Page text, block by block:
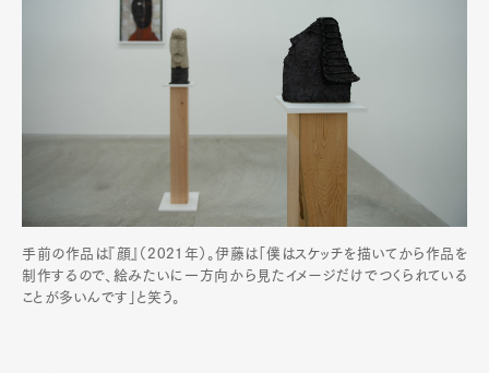
手前の作品は『顔』（2021年）。伊藤は「僕はスケッチを描いてから作品を
制作するので、絵みたいに一方向から見たイメージだけでつくられている
ことが多いんです」と笑う。